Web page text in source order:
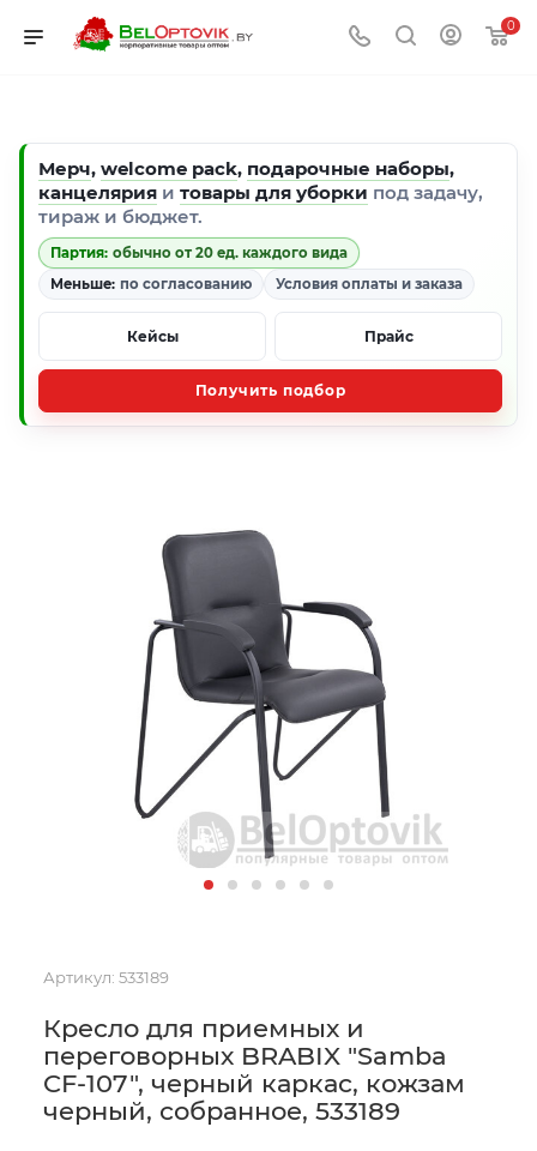
0
Мерч, welcome pack, подарочные наборы,
канцелярия и товары для уборки под задачу,
тираж и бюджет.
Партия: обычно от 20 ед. каждого вида
Меньше: по согласованию Условия оплаты и заказа
Кейсы Прайс
Получить подбор
Артикул: 533189
Кресло для приемных и
переговорных BRABIX "Samba
CF-107", черный каркас, кожзам
черный, собранное, 533189